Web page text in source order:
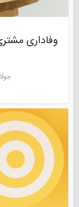
وفاداری
جولای